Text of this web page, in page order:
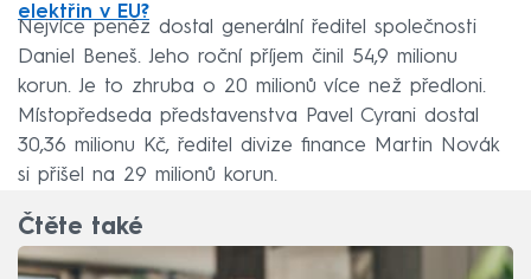
elektřin v EU?
Nejvíce peněz dostal generální ředitel společnosti
Daniel Beneš. Jeho roční příjem činil 54,9 milionu
korun. Je to zhruba o 20 milionů více než předloni.
Místopředseda představenstva Pavel Cyrani dostal
30,36 milionu Kč, ředitel divize finance Martin Novák
si přišel na 29 milionů korun.
Čtěte také